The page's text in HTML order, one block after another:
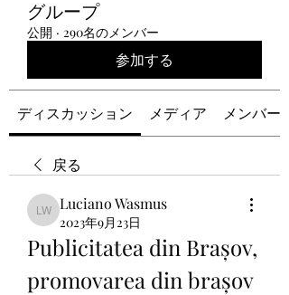
グループ
公開 · 290名のメンバー
参加する
ディスカッション メディア メンバー
戻る
Luciano Wasmus
Luciano Wasmus
2023年9月23日
Publicitatea din Brașov,
promovarea din brașov